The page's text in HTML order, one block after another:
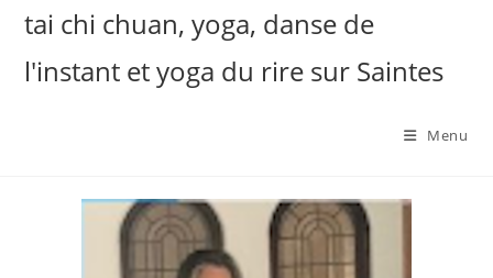
tai chi chuan, yoga, danse de
l'instant et yoga du rire sur Saintes
Menu